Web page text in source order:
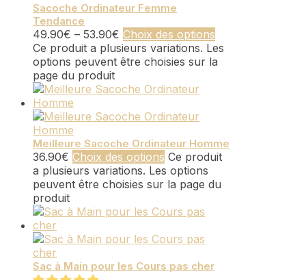
Sacoche Ordinateur Femme
Tendance
49.90€ – 53.90€ Choix des options
Ce produit a plusieurs variations. Les
options peuvent être choisies sur la
page du produit
Meilleure Sacoche Ordinateur Homme
36.90€ Choix des options Ce produit
a plusieurs variations. Les options
peuvent être choisies sur la page du
produit
Sac à Main pour les Cours pas cher